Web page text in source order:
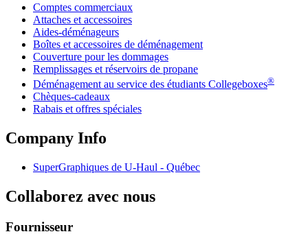
Comptes commerciaux
Attaches et accessoires
Aides-déménageurs
Boîtes et accessoires de déménagement
Couverture pour les dommages
Remplissages et réservoirs de propane
Déménagement au service des étudiants Collegeboxes®
Chèques-cadeaux
Rabais et offres spéciales
Company Info
SuperGraphiques de U-Haul - Québec
Collaborez avec nous
Fournisseur